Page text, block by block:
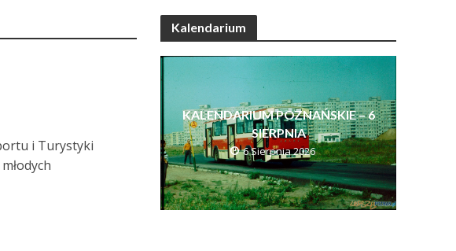
i Turystyki
Kalendarium
KALENDARIUM POZNAŃSKIE – 6
SIERPNIA
6 Sierpnia 2026